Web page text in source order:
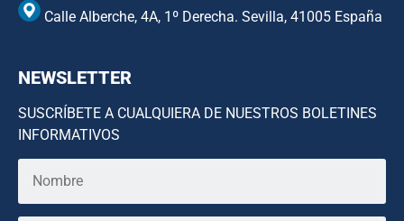
Calle Alberche, 4A, 1º Derecha. Sevilla, 41005 España
NEWSLETTER
SUSCRÍBETE A CUALQUIERA DE NUESTROS BOLETINES
INFORMATIVOS